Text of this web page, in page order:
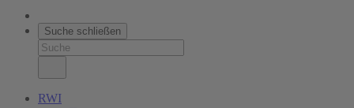
Suche schließen
RWI